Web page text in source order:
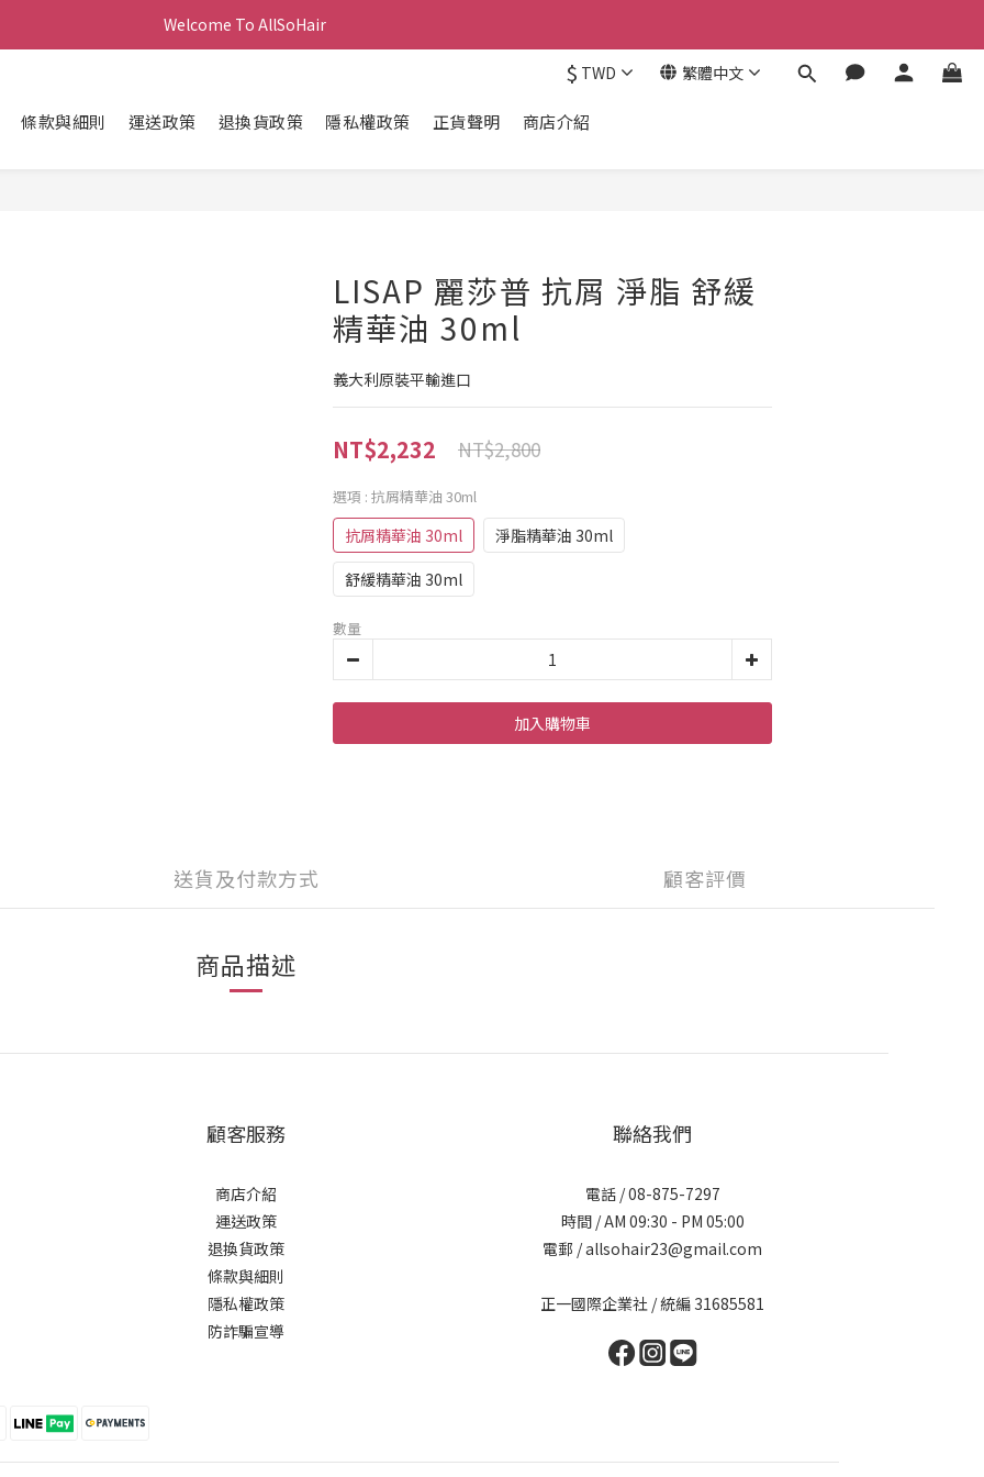
Welcome To AllSoHair
$ TWD 繁體中文
條款與細則 運送政策 退換貨政策 隱私權政策 正貨聲明 商店介紹
LISAP 麗莎普 抗屑 淨脂 舒緩
精華油 30ml
義大利原裝平輸進口
NT$2,232 NT$2,800
選項 : 抗屑精華油 30ml
抗屑精華油 30ml
淨脂精華油 30ml
舒緩精華油 30ml
數量
加入購物車
送貨及付款方式 顧客評價
商品描述
顧客服務
商店介紹
運送政策
退換貨政策
條款與細則
隱私權政策
防詐騙宣導
聯絡我們
電話 / 08-875-7297
時間 / AM 09:30 - PM 05:00
電郵 / allsohair23@gmail.com
正一國際企業社 / 統編 31685581